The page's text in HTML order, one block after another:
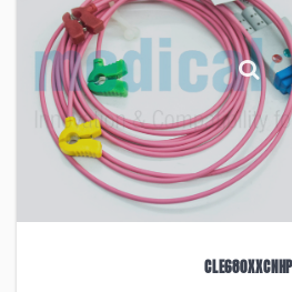
CLE680XXCNHP